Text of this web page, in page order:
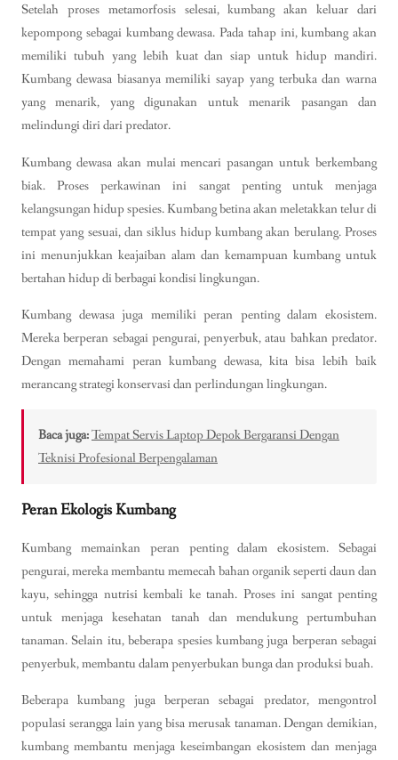
Setelah proses metamorfosis selesai, kumbang akan keluar dari
kepompong sebagai kumbang dewasa. Pada tahap ini, kumbang akan
memiliki tubuh yang lebih kuat dan siap untuk hidup mandiri.
Kumbang dewasa biasanya memiliki sayap yang terbuka dan warna
yang menarik, yang digunakan untuk menarik pasangan dan
melindungi diri dari predator.
Kumbang dewasa akan mulai mencari pasangan untuk berkembang
biak. Proses perkawinan ini sangat penting untuk menjaga
kelangsungan hidup spesies. Kumbang betina akan meletakkan telur di
tempat yang sesuai, dan siklus hidup kumbang akan berulang. Proses
ini menunjukkan keajaiban alam dan kemampuan kumbang untuk
bertahan hidup di berbagai kondisi lingkungan.
Kumbang dewasa juga memiliki peran penting dalam ekosistem.
Mereka berperan sebagai pengurai, penyerbuk, atau bahkan predator.
Dengan memahami peran kumbang dewasa, kita bisa lebih baik
merancang strategi konservasi dan perlindungan lingkungan.
Baca juga:Tempat Servis Laptop Depok Bergaransi Dengan
Teknisi Profesional Berpengalaman
Peran Ekologis Kumbang
Kumbang memainkan peran penting dalam ekosistem. Sebagai
pengurai, mereka membantu memecah bahan organik seperti daun dan
kayu, sehingga nutrisi kembali ke tanah. Proses ini sangat penting
untuk menjaga kesehatan tanah dan mendukung pertumbuhan
tanaman. Selain itu, beberapa spesies kumbang juga berperan sebagai
penyerbuk, membantu dalam penyerbukan bunga dan produksi buah.
Beberapa kumbang juga berperan sebagai predator, mengontrol
populasi serangga lain yang bisa merusak tanaman. Dengan demikian,
kumbang membantu menjaga keseimbangan ekosistem dan menjaga